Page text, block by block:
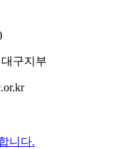
구지부
니다.